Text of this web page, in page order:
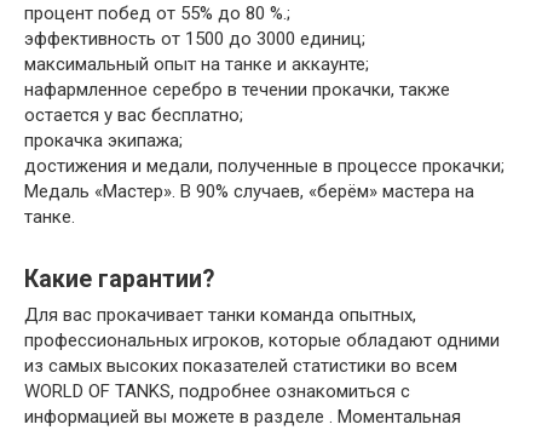
процент побед от 55% до 80 %.;
эффективность от 1500 до 3000 единиц;
максимальный опыт на танке и аккаунте;
нафармленное серебро в течении прокачки, также
остается у вас бесплатно;
прокачка экипажа;
достижения и медали, полученные в процессе прокачки;
Медаль «Мастер». В 90% случаев, «берём» мастера на
танке.
Какие гарантии?
Для вас прокачивает танки команда опытных,
профессиональных игроков, которые обладают одними
из самых высоких показателей статистики во всем
WORLD OF TANKS, подробнее ознакомиться с
информацией вы можете в разделе . Моментальная